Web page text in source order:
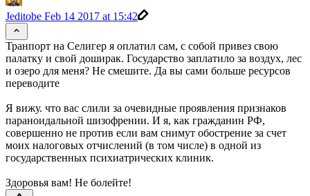
Jeditobe Feb 14 2017 at 15:42
Транпорт на Селигер я оплатил сам, с собой привез свою
палатку и свой доширак. Государство заплатило за воздух, лес
и озеро для меня? Не смешите. Да вы сами больше ресурсов
переводите
Я вижу. что вас слили за очевидные проявления признаков
параноидальной шизофрении. И я, как гражданин РФ,
совершенно не против если вам снимут обострение за счет
моих налоговых отчислений (в том числе) в одной из
государственных психиатрических клиник.
Здоровья вам! Не болейте!